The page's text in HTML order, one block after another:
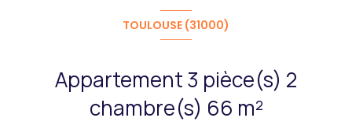
TOULOUSE (31000)
Appartement 3 pièce(s) 2
chambre(s) 66 m²